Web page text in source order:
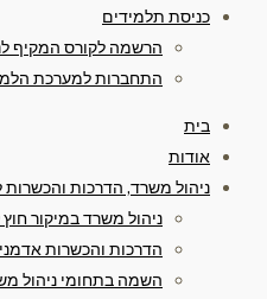
כניסת תלמידים
הרשמה לקורס המקיף
התחברות למערכת
בית
אודות
ניהול משרד, הדרכות והכשרות
ניהול משרד במיקור
הדרכות והכשרות
השמה בתחומי ניהול